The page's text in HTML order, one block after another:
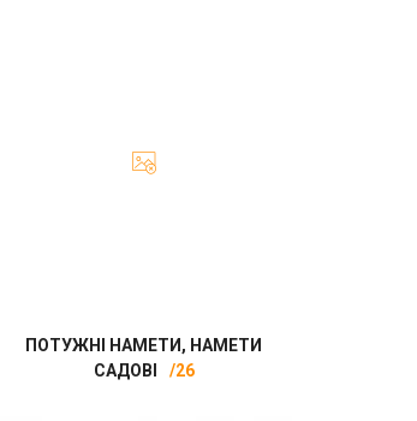
ПОТУЖНІ НАМЕТИ, НАМЕТИ
САДОВІ
26